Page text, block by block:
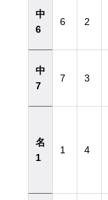
中
6
6 2
中
7
7 3
名
1
1 4